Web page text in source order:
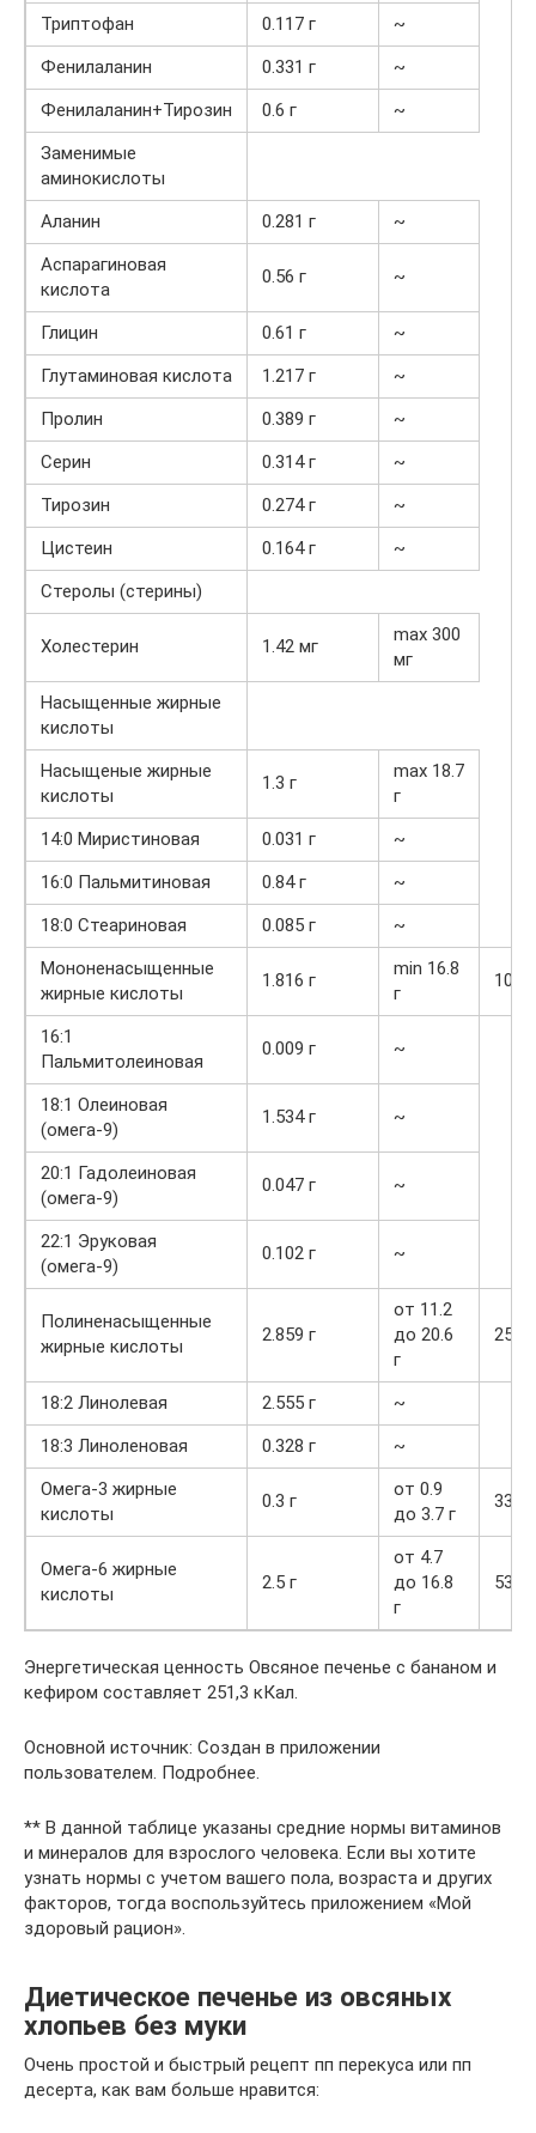
Триптофан 0.117 г
~
Фенилаланин
0.331 г
~
Фенилаланин+Тирозин
0.6 г
~
Заменимые
аминокислоты
Аланин
0.281 г
~
Аспарагиновая
кислота
0.56 г ~
Глицин 0.61 г
~
Глутаминовая кислота
1.217 г
~
Пролин
0.389 г
~
Серин
0.314 г
~
Тирозин
0.274 г
~
Цистеин
0.164 г
~
Стеролы (стерины)
Холестерин 1.42 мг
max 300
мг
Насыщенные жирные
кислоты
Насыщеные жирные
кислоты
1.3 г
max 18.7
г
14:0 Миристиновая
0.031 г
~
16:0 Пальмитиновая
0.84 г
~
18:0 Стеариновая
0.085 г
~
Мононенасыщенные
жирные кислоты
1.816 г
min 16.8
г
16:1
Пальмитолеиновая
0.009 г ~
18:1 Олеиновая
(омега-9)
1.534 г ~
20:1 Гадолеиновая
(омега-9)
0.047 г ~
22:1 Эруковая
(омега-9)
0.102 г ~
Полиненасыщенные
жирные кислоты
2.859 г
от 11.2
до 20.6
г
18:2 Линолевая 2.555 г
~
18:3 Линоленовая
0.328 г
~
Омега-3 жирные
кислоты
0.3 г
от 0.9
до 3.7 г
Омега-6 жирные
кислоты
2.5 г
от 4.7
до 16.8
г
Энергетическая ценность Овсяное печенье с бананом и
кефиром составляет 251,3 кКал.
Основной источник: Создан в приложении
пользователем. Подробнее.
** В данной таблице указаны средние нормы витаминов
и минералов для взрослого человека. Если вы хотите
узнать нормы с учетом вашего пола, возраста и других
факторов, тогда воспользуйтесь приложением «Мой
здоровый рацион».
Диетическое печенье из овсяных
хлопьев без муки
Очень простой и быстрый рецепт пп перекуса или пп
десерта, как вам больше нравится: